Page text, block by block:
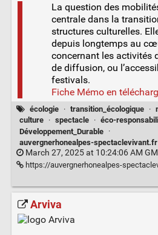
La question des
centrale dans la
structures culturelles.
depuis longtemps au
concernant les activités
de diffusion, ou
festivals.
Fiche Mémo en
écologie · transition_écologique ·
culture
· spectacle · éco-
Développement_Durable
·
auvergnerhonealpes-spectaclevivant.fr
March 27, 2025 at 10:24:06 AM
https://auvergnerhonealpes-spectaclevivant.fr/
Arviva